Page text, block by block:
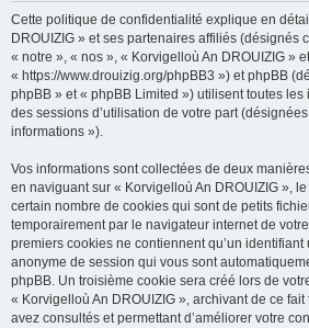
Cette politique de confidentialité explique en
DROUIZIG » et ses partenaires affiliés (désignés
« notre », « nos », « Korvigelloù An DROUIZIG » et
« https://www.drouizig.org/phpBB3 ») et phpBB
phpBB » et « phpBB Limited ») utilisent toutes
des sessions d’utilisation de votre part
informations »).
Vos informations sont collectées de deux
en naviguant sur « Korvigelloù An DROUIZIG »,
certain nombre de cookies qui sont de petits
temporairement par le navigateur internet de
premiers cookies ne contiennent qu’un
anonyme de session qui vous sont
phpBB. Un troisième cookie sera créé lors de
« Korvigelloù An DROUIZIG », archivant de ce
avez consultés et permettant d’améliorer votre